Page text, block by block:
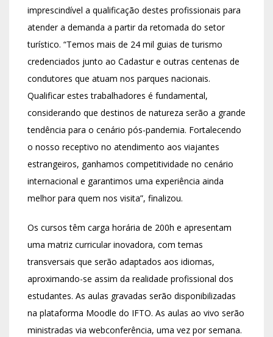
imprescindível a qualificação destes profissionais para
atender a demanda a partir da retomada do setor
turístico. “Temos mais de 24 mil guias de turismo
credenciados junto ao Cadastur e outras centenas de
condutores que atuam nos parques nacionais.
Qualificar estes trabalhadores é fundamental,
considerando que destinos de natureza serão a grande
tendência para o cenário pós-pandemia. Fortalecendo
o nosso receptivo no atendimento aos viajantes
estrangeiros, ganhamos competitividade no cenário
internacional e garantimos uma experiência ainda
melhor para quem nos visita”, finalizou.
Os cursos têm carga horária de 200h e apresentam
uma matriz curricular inovadora, com temas
transversais que serão adaptados aos idiomas,
aproximando-se assim da realidade profissional dos
estudantes. As aulas gravadas serão disponibilizadas
na plataforma Moodle do IFTO. As aulas ao vivo serão
ministradas via webconferência, uma vez por semana.